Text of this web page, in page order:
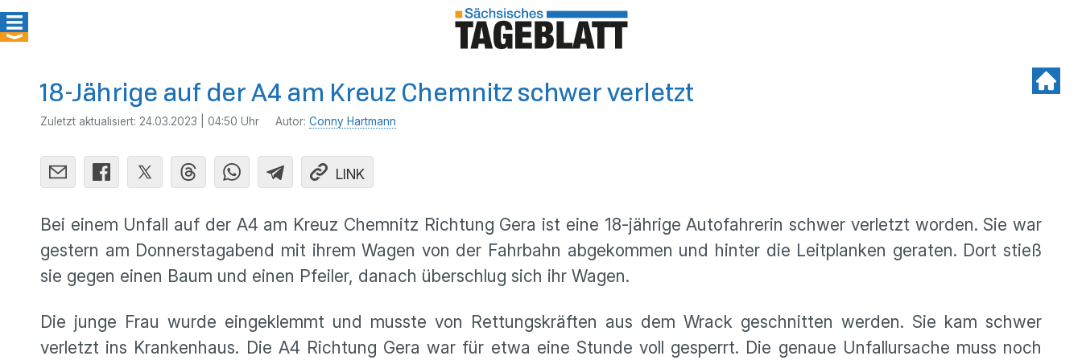
18-Jährige auf der A4 am Kreuz Chemnitz schwer verletzt
Zuletzt aktualisiert: 24.03.2023 | 04:50 Uhr Autor: Conny Hartmann
LINK
Bei einem Unfall auf der A4 am Kreuz Chemnitz Richtung Gera ist eine 18-jährige Autofahrerin schwer verletzt worden. Sie war
gestern am Donnerstagabend mit ihrem Wagen von der Fahrbahn abgekommen und hinter die Leitplanken geraten. Dort stieß
sie gegen einen Baum und einen Pfeiler, danach überschlug sich ihr Wagen.
Die junge Frau wurde eingeklemmt und musste von Rettungskräften aus dem Wrack geschnitten werden. Sie kam schwer
verletzt ins Krankenhaus. Die A4 Richtung Gera war für etwa eine Stunde voll gesperrt. Die genaue Unfallursache muss noch